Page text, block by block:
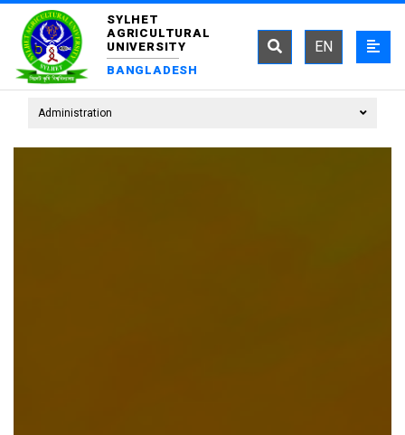
SYLHET
AGRICULTURAL
UNIVERSITY
BANGLADESH
EN
Administration